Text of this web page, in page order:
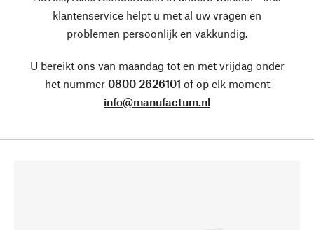
klantenservice helpt u met al uw vragen en
problemen persoonlijk en vakkundig.
U bereikt ons van maandag tot en met vrijdag onder
het nummer 0800 2626101 of op elk moment
info@manufactum.nl